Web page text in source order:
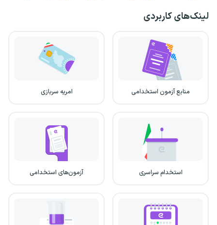
لینک‌های کاربردی
منابع آزمون استخدامی امریه سربازی
استخدام سراسری آزمون‌های استخدامی